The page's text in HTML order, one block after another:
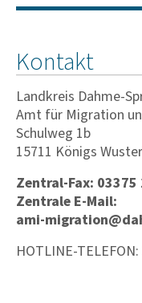
Kontakt
Landkreis Dahme-
Amt für Migra­tion
Schulweg 1b
15711 Königs
Zentral-Fax: 03375
Zentrale E-Mail:
ami-
HOTLINE-